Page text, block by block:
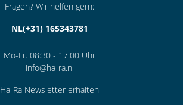
Fragen? Wir helfen gern:
NL(+31) 165343781
Mo-Fr. 08:30 - 17:00 Uhr
info@ha-ra.nl
Ha-Ra Newsletter erhalten